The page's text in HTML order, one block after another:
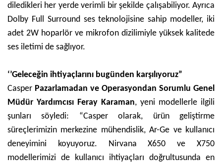
diledikleri her yerde verimli bir şekilde çalışabiliyor. Ayrıca
Dolby Full Surround ses teknolojisine sahip modeller, iki
adet 2W hoparlör ve mikrofon dizilimiyle yüksek kalitede
ses iletimi de sağlıyor.
‘’Geleceğin ihtiyaçlarını bugünden karşılıyoruz”
Casper Pazarlamadan ve Operasyondan Sorumlu Genel
Müdür Yardımcısı Feray Karaman, yeni modellerle ilgili
şunları söyledi: “Casper olarak, ürün geliştirme
süreçlerimizin merkezine mühendislik, Ar-Ge ve kullanıcı
deneyimini koyuyoruz. Nirvana X650 ve X750
modellerimizi de kullanıcı ihtiyaçları doğrultusunda en